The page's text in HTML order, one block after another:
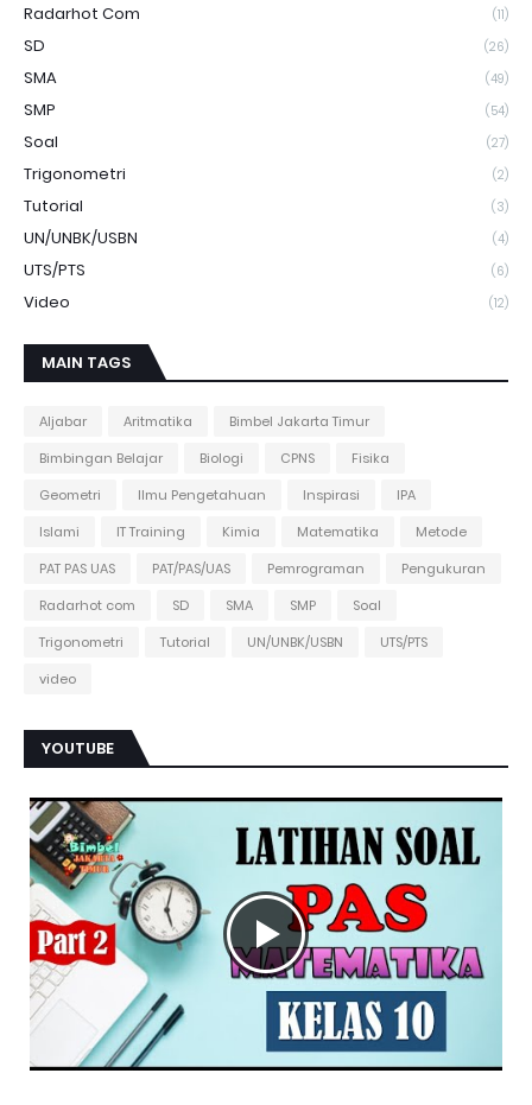
Radarhot Com (11)
SD (26)
SMA (49)
SMP (54)
Soal (27)
Trigonometri (2)
Tutorial (3)
UN/UNBK/USBN (4)
UTS/PTS (6)
Video (12)
MAIN TAGS
Aljabar Aritmatika
Bimbel Jakarta Timur
Bimbingan Belajar
Biologi CPNS
Fisika
Geometri
Ilmu Pengetahuan Inspirasi
IPA
Islami
IT Training Kimia Matematika
Metode
PAT PAS UAS
PAT/PAS/UAS Pemrograman
Pengukuran
Radarhot com
SD SMA SMP
Soal
Trigonometri
Tutorial UN/UNBK/USBN
UTS/PTS
video
YOUTUBE